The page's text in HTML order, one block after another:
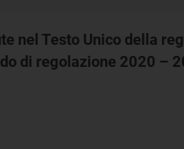
nel Testo Unico della
di regolazione 2020 –